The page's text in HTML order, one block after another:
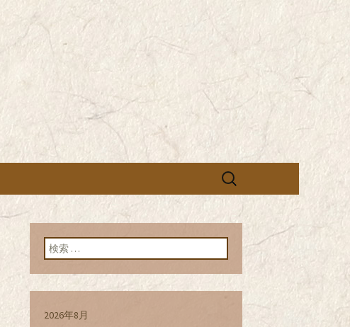
麦のお店「真
「株式会社シ
ブログ
営の「株式会社シン・コーポレーシ
承っております。季節のメニュー
検
検索:
2026年8月